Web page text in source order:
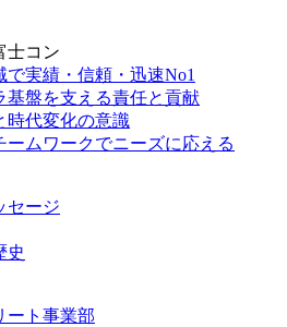
士コン
で実績・信頼・迅速No1
基盤を支える責任と貢献
時代変化の意識
ームワークでニーズに応える
セージ
史
ート事業部